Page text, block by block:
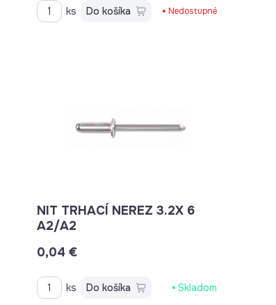
ks Do košíka Nedostupné
NIT TRHACÍ NEREZ 3.2X 6
A2/A2
0,04 €
ks Do košíka Skladom